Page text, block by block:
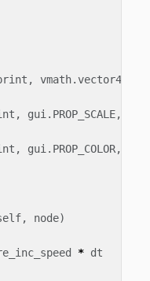
, vmath.vector4
, gui . PROP_SCALE,
, gui . PROP_COLOR,
, node)
* dt